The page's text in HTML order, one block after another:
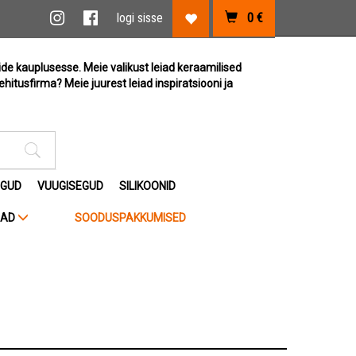
0 €
Lemmikute link
logi sisse
Facebook link
Instagram link
kauplusesse. Meie valikust leiad keraamilised
Meie juurest leiad inspiratsiooni ja
VUUGISEGUD SILIKOONID
SOODUSPAKKUMISED